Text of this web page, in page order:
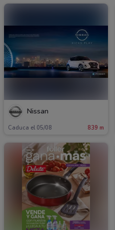
Nissan
Caduca el 05/08 839 m